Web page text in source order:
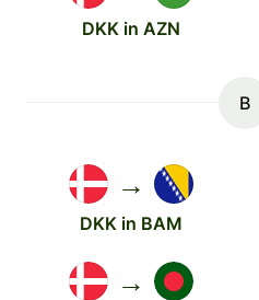
DKK in AZN
B
→
DKK in BAM
→